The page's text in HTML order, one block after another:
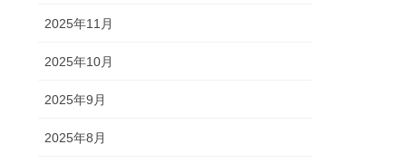
2025年11月
2025年10月
2025年9月
2025年8月